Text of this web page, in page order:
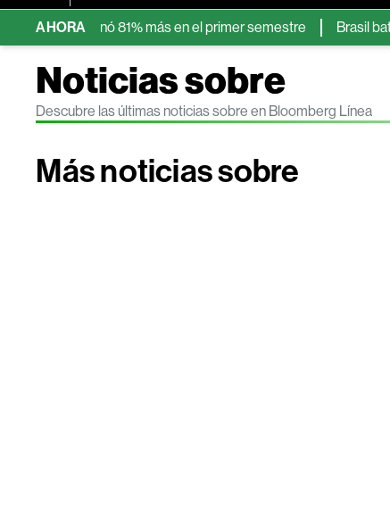
AHORA
ganó 81% más en el primer semestre Brasil bate
Noticias sobre
Descubre las últimas noticias sobre en Bloomberg Línea
Más noticias sobre